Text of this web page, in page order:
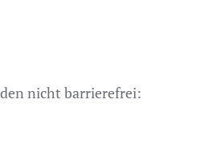
nicht barrierefrei: